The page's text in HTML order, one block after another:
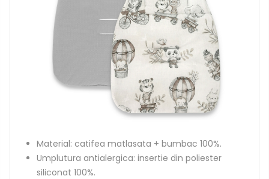
Material: catifea matlasata + bumbac 100%.
Umplutura antialergica: insertie din poliester
siliconat 100%.